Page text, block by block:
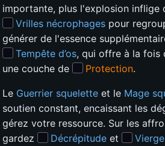
importante, plus l'explosion inflige
Vrilles nécrophages pour
générer de l'essence
Tempête d’os, qui offre à la fois
une couche de
Protection.
Le Guerrier squelette et le Mage
soutien constant, encaissant les
gérez votre ressource. Sur les
gardez
Décrépitude et